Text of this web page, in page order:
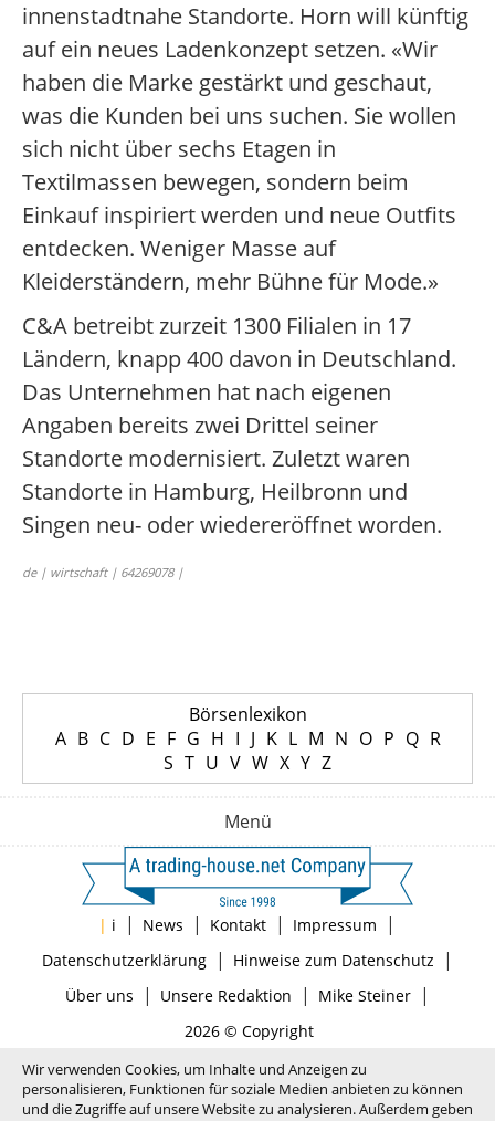
innenstadtnahe Standorte. Horn will künftig
auf ein neues Ladenkonzept setzen. «Wir
haben die Marke gestärkt und geschaut,
was die Kunden bei uns suchen. Sie wollen
sich nicht über sechs Etagen in
Textilmassen bewegen, sondern beim
Einkauf inspiriert werden und neue Outfits
entdecken. Weniger Masse auf
Kleiderständern, mehr Bühne für Mode.»
C&A betreibt zurzeit 1300 Filialen in 17
Ländern, knapp 400 davon in Deutschland.
Das Unternehmen hat nach eigenen
Angaben bereits zwei Drittel seiner
Standorte modernisiert. Zuletzt waren
Standorte in Hamburg, Heilbronn und
Singen neu- oder wiedereröffnet worden.
de | wirtschaft | 64269078 |
Börsenlexikon
A B C D E F G H I J K L M N O P Q R
S T U V W X Y Z
Menü
| i | News | Kontakt | Impressum |
Datenschutzerklärung| Hinweise zum Datenschutz |
Über uns | Unsere Redaktion | Mike Steiner|
2026 © Copyright
Wir verwenden Cookies, um Inhalte und Anzeigen zu
personalisieren, Funktionen für soziale Medien anbieten zu können
und die Zugriffe auf unsere Website zu analysieren. Außerdem geben